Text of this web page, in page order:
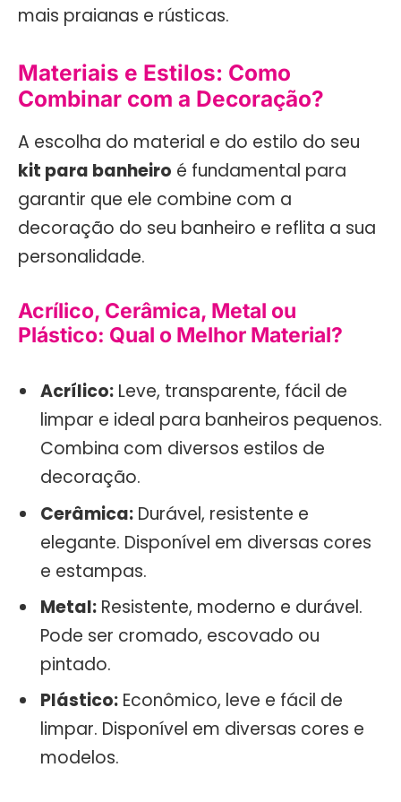
mais praianas e rústicas.
Materiais e Estilos: Como
Combinar com a Decoração?
A escolha do material e do estilo do seu
kit para banheiro é fundamental para
garantir que ele combine com a
decoração do seu banheiro e reflita a sua
personalidade.
Acrílico, Cerâmica, Metal ou
Plástico: Qual o Melhor Material?
Acrílico: Leve, transparente, fácil de
limpar e ideal para banheiros pequenos.
Combina com diversos estilos de
decoração.
Cerâmica: Durável, resistente e
elegante. Disponível em diversas cores
e estampas.
Metal: Resistente, moderno e durável.
Pode ser cromado, escovado ou
pintado.
Plástico: Econômico, leve e fácil de
limpar. Disponível em diversas cores e
modelos.